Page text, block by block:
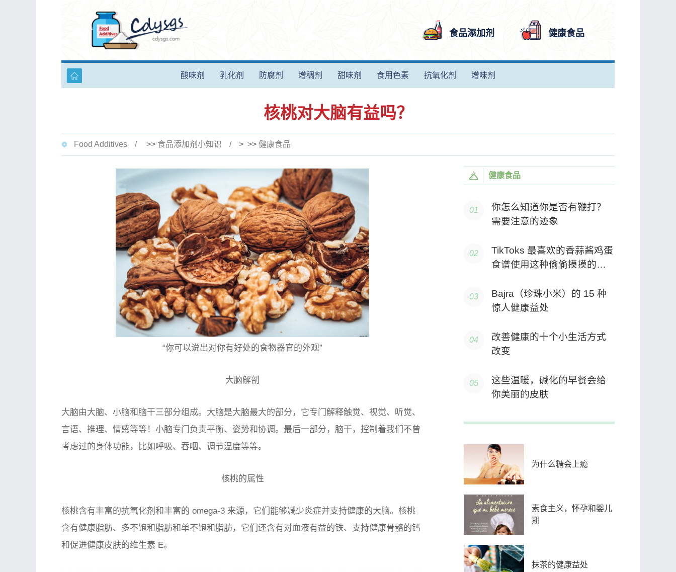
食品添加剂 健康食品
酸味剂 乳化剂 防腐剂 增稠剂 甜味剂 食用色素 抗氧化剂 增味剂
核桃对大脑有益吗？
Food Additives >> 食品添加剂小知识 > >> 健康食品
“你可以说出对你有好处的食物器官的外观”
大脑解剖
大脑由大脑、小脑和脑干三部分组成。大脑是大脑最大的部分，它专门解释触觉、视觉、听觉、
言语、推理、情感等等！小脑专门负责平衡、姿势和协调。最后一部分，脑干，控制着我们不曾
考虑过的身体功能，比如呼吸、吞咽、调节温度等等。
核桃的属性
核桃含有丰富的抗氧化剂和丰富的 omega-3 来源，它们能够减少炎症并支持健康的大脑。核桃
含有健康脂肪、多不饱和脂肪和单不饱和脂肪，它们还含有对血液有益的铁、支持健康骨骼的钙
和促进健康皮肤的维生素 E。
健康食品
你怎么知道你是否有鞭打？
需要注意的迹象
TikToks 最喜欢的香蒜酱鸡蛋
食谱使用这种偷偷摸摸的成
Bajra（珍珠小米）的 15 种
惊人健康益处
改善健康的十个小生活方式
改变
这些温暖，碱化的早餐会给
你美丽的皮肤
为什么糖会上瘾
素食主义，怀孕和婴儿
期
抹茶的健康益处